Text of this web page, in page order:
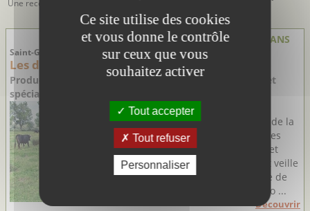
Une recette simple et
délicieuse pour déguster
des huitres chaudes
PRODUCTEURS & ARTISANS
Saint-Gilles - Gard
Les délices du Scamandre
Producteur de viande de Taureau AOP Camargue BIO et
spécialités régionales
Au bord de l'Étang du
Scamandre, situé au cœur de la
Camargue gardoise (entre les
Communes de Saint-Gilles et
Vauvert), la famille Riboulet veille
au bien être de son élevage de
taureaux AOP Camargue Bio ...
Découvrir
Ce site utilise des cookies
et vous donne le contrôle
sur ceux que vous
souhaitez activer
Tout accepter
Tout refuser
Personnaliser